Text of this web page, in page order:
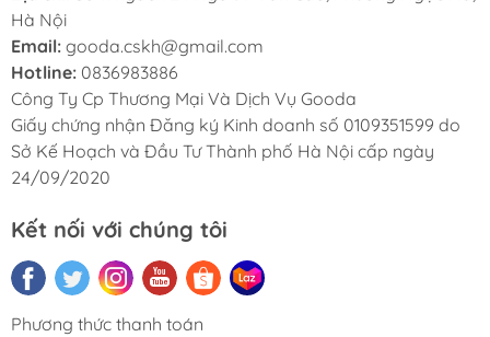
Hà Nội
Email: gooda.cskh@gmail.com
Hotline: 0836983886
Công Ty Cp Thương Mại Và Dịch Vụ Gooda
Giấy chứng nhận Đăng ký Kinh doanh số 0109351599 do
Sở Kế Hoạch và Đầu Tư Thành phố Hà Nội cấp ngày
24/09/2020
Kết nối với chúng tôi
Phương thức thanh toán